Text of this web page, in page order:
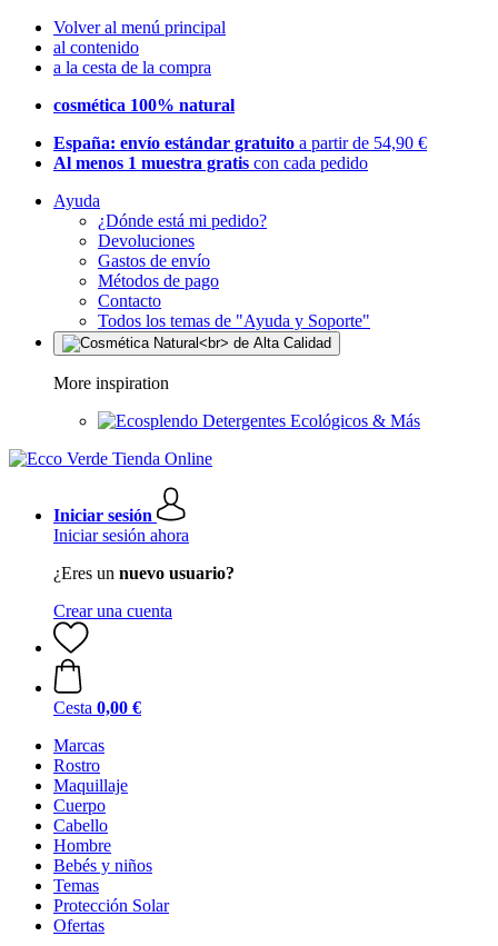
Volver al menú principal
al contenido
a la cesta de la compra
cosmética 100% natural
España: envío estándar gratuito a partir de 54,90 €
Al menos 1 muestra gratis con cada pedido
Ayuda
¿Dónde está mi pedido?
Devoluciones
Gastos de envío
Métodos de pago
Contacto
Todos los temas de "Ayuda y Soporte"
More inspiration
Detergentes Ecológicos & Más
Iniciar sesión
Iniciar sesión ahora
¿Eres un nuevo usuario?
Crear una cuenta
Cesta 0,00 €
Marcas
Rostro
Maquillaje
Cuerpo
Cabello
Hombre
Bebés y niños
Temas
Protección Solar
Ofertas